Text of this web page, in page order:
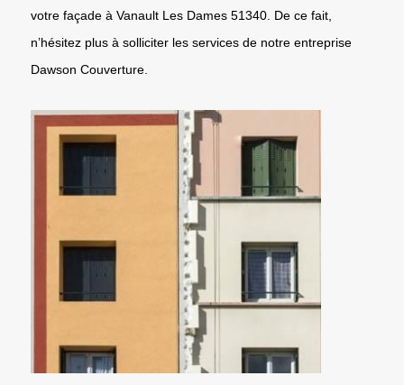
votre façade à Vanault Les Dames 51340. De ce fait,
n’hésitez plus à solliciter les services de notre entreprise
Dawson Couverture.